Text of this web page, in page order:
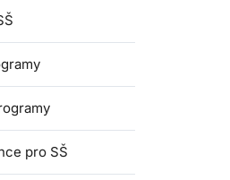
pro SŠ